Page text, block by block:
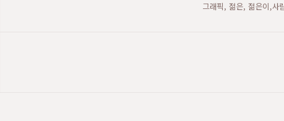
그래픽, 젊은, 젊은이,사